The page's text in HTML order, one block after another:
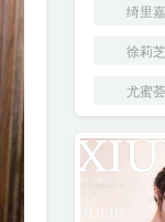
绮里嘉
徐莉芝
尤蜜荟